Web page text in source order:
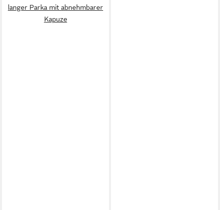
langer Parka mit abnehmbarer
Kapuze